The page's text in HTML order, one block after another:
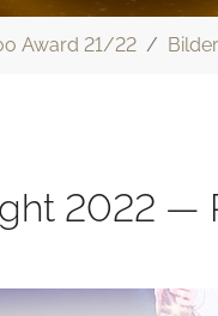
Award 21/22 Bilder
2022 —